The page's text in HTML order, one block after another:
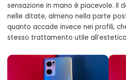
sensazione in mano è piacevole. Il
nelle ditate, almeno nella parte
quanto accade invece nei profili,
stesso trattamento utile